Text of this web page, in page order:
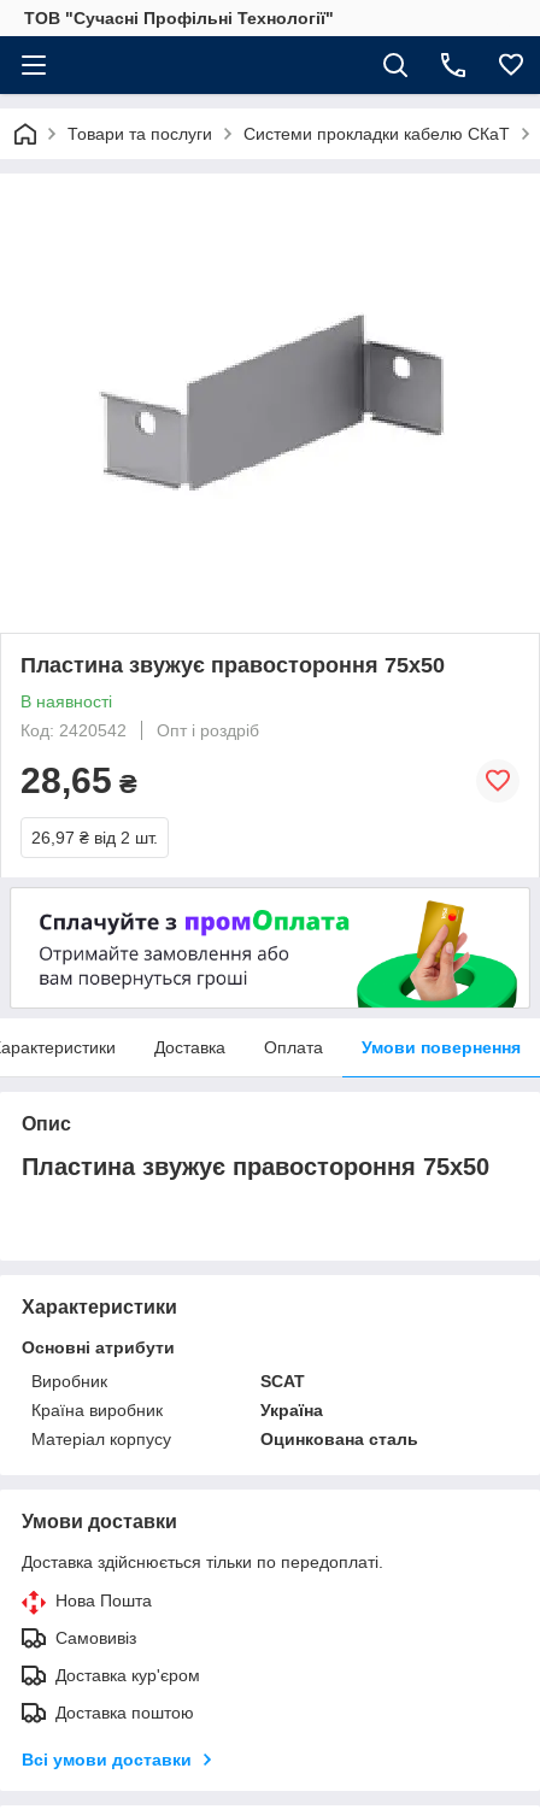
ТОВ "Сучасні Профільні Технології"
Товари та послуги Системи прокладки кабелю СКаТ
Пластина звужує правостороння 75х50
В наявності
Код: 2420542
Опт і роздріб
28,65 ₴
26,97 ₴ від 2 шт.
Доставка Оплата Умови повернення
Опис
Пластина звужує правостороння 75х50
Характеристики
Основні атрибути
Виробник
SCAT
Країна виробник
Україна
Матеріал корпусу
Оцинкована сталь
Умови доставки
Доставка здійснюється тільки по передоплаті.
Нова Пошта
Самовивіз
Доставка кур'єром
Доставка поштою
Всі умови доставки